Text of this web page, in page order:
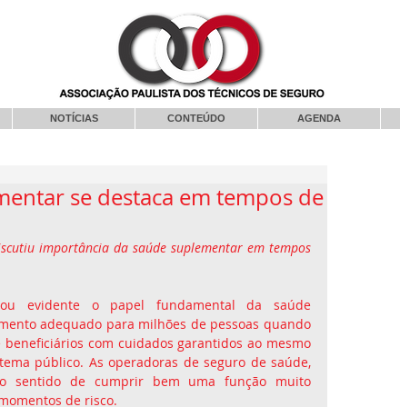
NOTÍCIAS CONTEÚDO AGENDA
se destaca em tempos de
importância da saúde suplementar em tempos
evidente o papel fundamental da saúde
adequado para milhões de pessoas quando
com cuidados garantidos ao mesmo
público. As operadoras de seguro de saúde,
sentido de cumprir bem uma função muito
de risco.